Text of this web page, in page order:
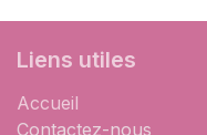
Liens utiles
Accueil
Contactez-nous